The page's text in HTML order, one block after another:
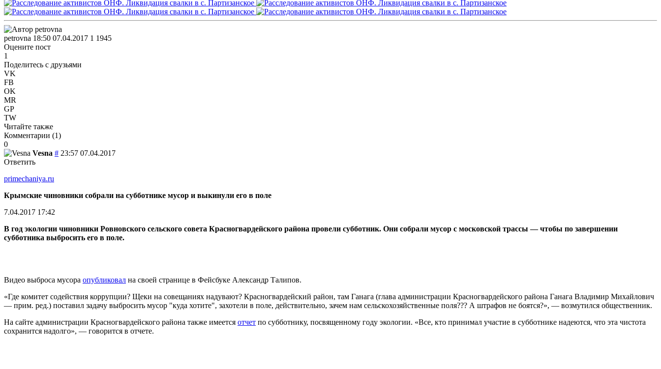
petrovna 18:50 07.04.2017 1 1945
Оцените пост
1
Поделитесь с друзьями
VK
FB
OK
MR
GP
TW
Читайте также
Комментарии (1)
0
Vesna # 23:57 07.04.2017
Ответить
primechaniya.ru
Крымские чиновники собрали на субботнике мусор и выкинули его в поле
7.04.2017 17:42
В год экологии чиновники Ровновского сельского совета Красногвардейского района провели субботник. Они собрали мусор с московской трассы — чтобы по завершении
субботника выбросить его в поле.
Видео выброса мусора опубликовал на своей странице в Фейсбуке Александр Талипов.
«Где комитет содействия коррупции? Щеки на совещаниях надувают? Красногвардейский район, там Ганага (глава администрации Красногвардейского района Ганага Владимир Михайлович
— прим. ред.) поставил задачу выбросить мусор "куда хотите", захотели в поле, действительно, зачем нам сельскохозяйственные поля??? А штрафов не боятся?», — возмутился общественник.
На сайте администрации Красногвардейского района также имеется отчет по субботнику, посвященному году экологии. «Все, кто принимал участие в субботнике надеются, что эта чистота
сохранится надолго», — говорится в отчете.